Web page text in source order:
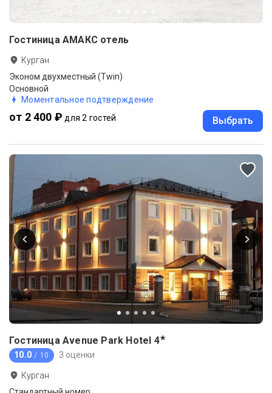
Гостиница АМАКС отель
Курган
Эконом двухместный (Twin)
Основной
Моментальное подтверждение
от 2 400 ₽ для 2 гостей Выбрать
Гостиница Avenue Park Hotel 4★
10.0 / 10 3 оценки
Курган